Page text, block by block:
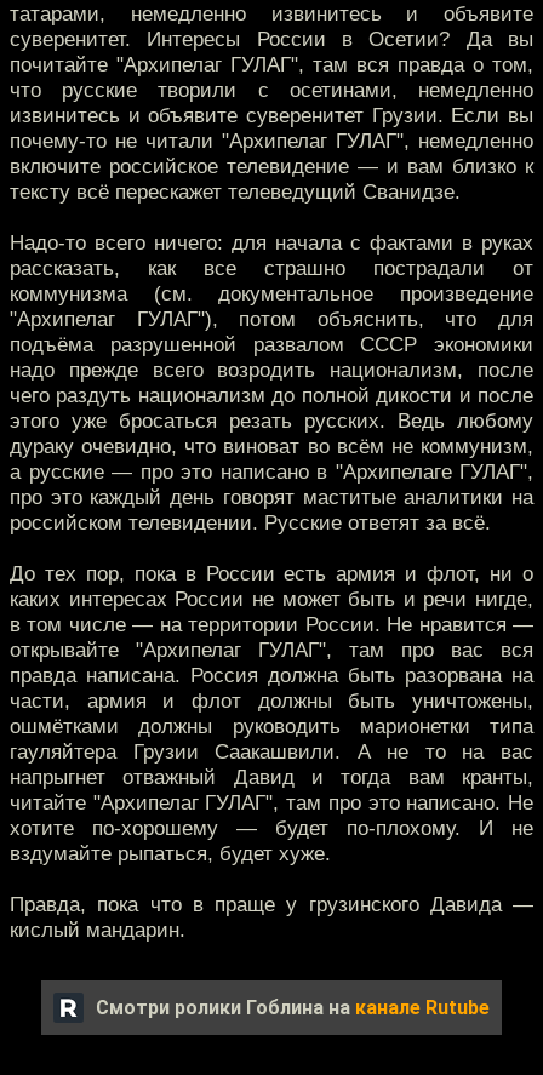
татарами, немедленно извинитесь и объявите
суверенитет. Интересы России в Осетии? Да вы
почитайте "Архипелаг ГУЛАГ", там вся правда о том,
что русские творили с осетинами, немедленно
извинитесь и объявите суверенитет Грузии. Если вы
почему-то не читали "Архипелаг ГУЛАГ", немедленно
включите российское телевидение — и вам близко к
тексту всё перескажет телеведущий Сванидзе.
Надо-то всего ничего: для начала с фактами в руках
рассказать, как все страшно пострадали от
коммунизма (см. документальное произведение
"Архипелаг ГУЛАГ"), потом объяснить, что для
подъёма разрушенной развалом СССР экономики
надо прежде всего возродить национализм, после
чего раздуть национализм до полной дикости и после
этого уже бросаться резать русских. Ведь любому
дураку очевидно, что виноват во всём не коммунизм,
а русские — про это написано в "Архипелаге ГУЛАГ",
про это каждый день говорят маститые аналитики на
российском телевидении. Русские ответят за всё.
До тех пор, пока в России есть армия и флот, ни о
каких интересах России не может быть и речи нигде,
в том числе — на территории России. Не нравится —
открывайте "Архипелаг ГУЛАГ", там про вас вся
правда написана. Россия должна быть разорвана на
части, армия и флот должны быть уничтожены,
ошмётками должны руководить марионетки типа
гауляйтера Грузии Саакашвили. А не то на вас
напрыгнет отважный Давид и тогда вам кранты,
читайте "Архипелаг ГУЛАГ", там про это написано. Не
хотите по-хорошему — будет по-плохому. И не
вздумайте рыпаться, будет хуже.
Правда, пока что в праще у грузинского Давида —
кислый мандарин.
Смотри ролики Гоблина на канале Rutube